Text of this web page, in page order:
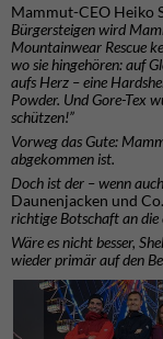
Mammut-CEO Heiko
Bürgersteigen wird
Mountainwear Rescue
wo sie hingehören: auf
aufs Herz – eine
Powder. Und Gore-Tex
schützen!”
Vorweg das Gute:
abgekommen ist.
Doch ist der – wenn
Daunenjacken und
richtige Botschaft an die
Wäre es nicht besser,
wiederprimärauf den